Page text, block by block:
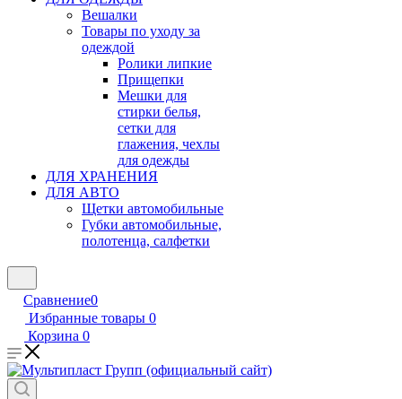
Вешалки
Товары по уходу за
одеждой
Ролики липкие
Прищепки
Мешки для
стирки белья,
сетки для
глажения, чехлы
для одежды
ДЛЯ ХРАНЕНИЯ
ДЛЯ АВТО
Щетки автомобильные
Губки автомобильные,
полотенца, салфетки
Сравнение0
Избранные товары 0
Корзина 0